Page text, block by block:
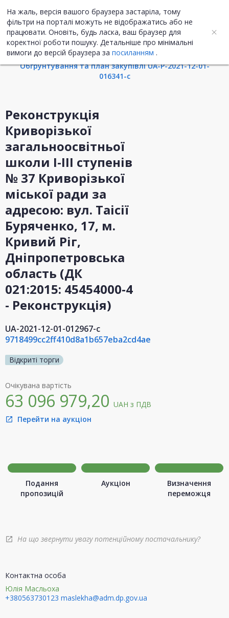
На жаль, версія вашого браузера застаріла, тому
фільтри на порталі можуть не відображатись або не
працювати. Оновіть, будь ласка, ваш браузер для
коректної роботи пошуку. Детальніше про мінімальні
вимоги до версій браузера за посиланням .
UA ENG
Інформація про закупівлю
Обгрунтування та план закупівлі UA-P-2021-12-01-
016341-c
Реконструкція
Криворізької
загальноосвітньої
школи І-ІІІ ступенів
№ 37 Криворізької
міської ради за
адресою: вул. Таісії
Буряченко, 17, м.
Кривий Ріг,
Дніпропетровська
область (ДК
021:2015: 45454000-4
- Реконструкція)
UA-2021-12-01-012967-c
9718499cc2ff410d8a1b657eba2cd4ae
Відкриті торги
Очікувана вартість
63 096 979,20 UAH з ПДВ
open_in_new Перейти на аукціон
Подання
пропозицій
Аукціон
Визначення
переможця
open_in_new На що звернути увагу потенційному постачальнику?
Контактна особа
Юлія Масльоха
+380563730123 maslekha@adm.dp.gov.ua